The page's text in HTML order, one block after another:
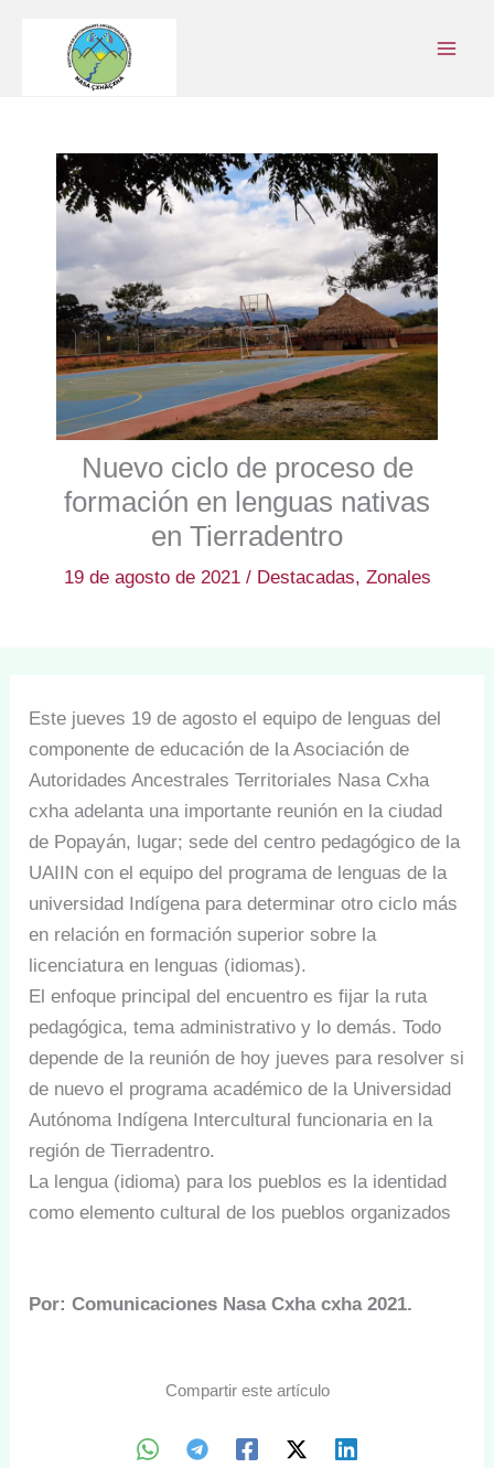
contenido
Nuevo ciclo de proceso de
formación en lenguas nativas
en Tierradentro
19 de agosto de 2021 / Destacadas, Zonales
Este jueves 19 de agosto el equipo de lenguas del
componente de educación de la Asociación de
Autoridades Ancestrales Territoriales Nasa Cxha
cxha adelanta una importante reunión en la ciudad
de Popayán, lugar; sede del centro pedagógico de la
UAIIN con el equipo del programa de lenguas de la
universidad Indígena para determinar otro ciclo más
en relación en formación superior sobre la
licenciatura en lenguas (idiomas).
El enfoque principal del encuentro es fijar la ruta
pedagógica, tema administrativo y lo demás. Todo
depende de la reunión de hoy jueves para resolver si
de nuevo el programa académico de la Universidad
Autónoma Indígena Intercultural funcionaria en la
región de Tierradentro.
La lengua (idioma) para los pueblos es la identidad
como elemento cultural de los pueblos organizados
Por: Comunicaciones Nasa Cxha cxha 2021.
Compartir este artículo